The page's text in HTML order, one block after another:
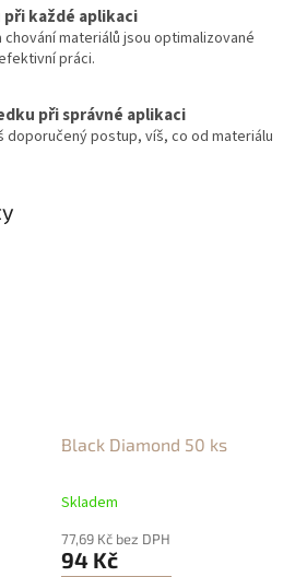
při každé aplikaci
materiálů jsou optimalizované
práci.
při správné aplikaci
doporučený postup, víš, co od materiálu
Black Diamond 50 ks
Skladem
77,69 Kč bez DPH
94 Kč